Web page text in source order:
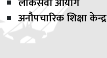
अनौपचारिक शिक्षा केन्द्र